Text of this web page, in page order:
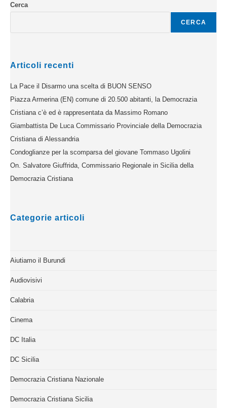
Cerca
CERCA
Articoli recenti
La Pace il Disarmo una scelta di BUON SENSO
Piazza Armerina (EN) comune di 20.500 abitanti, la Democrazia
Cristiana c’è ed è rappresentata da Massimo Romano
Giambattista De Luca Commissario Provinciale della Democrazia
Cristiana di Alessandria
Condoglianze per la scomparsa del giovane Tommaso Ugolini
On. Salvatore Giuffrida, Commissario Regionale in Sicilia della
Democrazia Cristiana
Categorie articoli
Aiutiamo il Burundi
Audiovisivi
Calabria
Cinema
DC Italia
DC Sicilia
Democrazia Cristiana Nazionale
Democrazia Cristiana Sicilia